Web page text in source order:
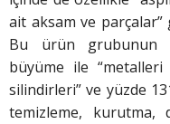
ait aksam ve
Bu ürün grubunun
büyüme ile “metalleri
silindirleri” ve yüzde
temizleme, kurutma,